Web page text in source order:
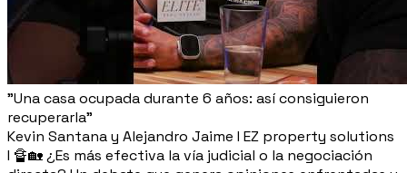
"Una casa ocupada durante 6 años: así consiguieron
recuperarla"
Kevin Santana y Alejandro Jaime I EZ property solutions
I 🔏🏡 ¿Es más efectiva la vía judicial o la negociación